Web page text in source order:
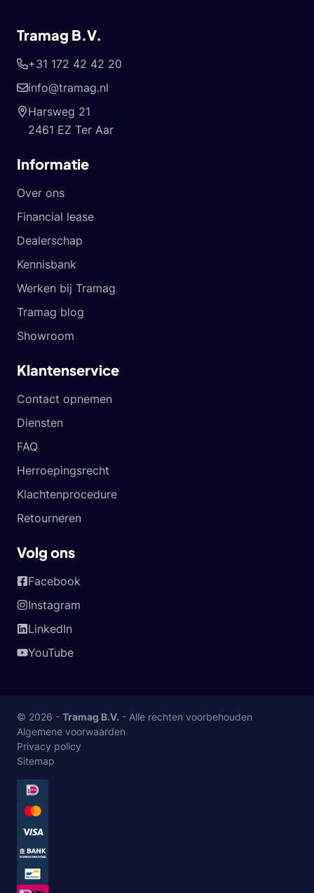
Tramag B.V.
+31 172 42 42 20
info@tramag.nl
Harsweg 21
2461 EZ Ter Aar
Informatie
Over ons
Financial lease
Dealerschap
Kennisbank
Werken bij Tramag
Tramag blog
Showroom
Klantenservice
Contact opnemen
Diensten
FAQ
Herroepingsrecht
Klachtenprocedure
Retourneren
Volg ons
Facebook
Instagram
LinkedIn
YouTube
© 2026 - Tramag B.V. - Alle rechten voorbehouden
Algemene voorwaarden
Privacy policy
Sitemap